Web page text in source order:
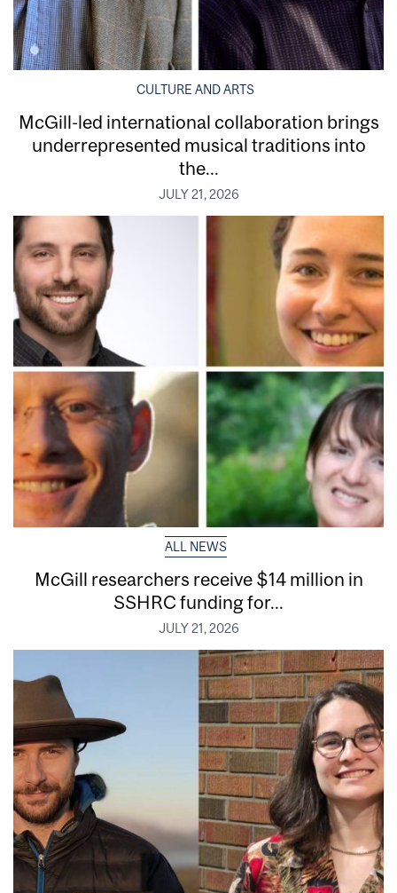
CULTURE AND ARTS
McGill-led international collaboration brings
underrepresented musical traditions into
the...
JULY 21, 2026
ALL NEWS
McGill researchers receive $14 million in
SSHRC funding for...
JULY 21, 2026